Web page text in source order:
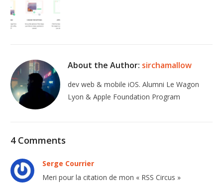
About the Author: sirchamallow
dev web & mobile iOS. Alumni Le Wagon
Lyon & Apple Foundation Program
4 Comments
Serge Courrier
Meri pour la citation de mon « RSS Circus »